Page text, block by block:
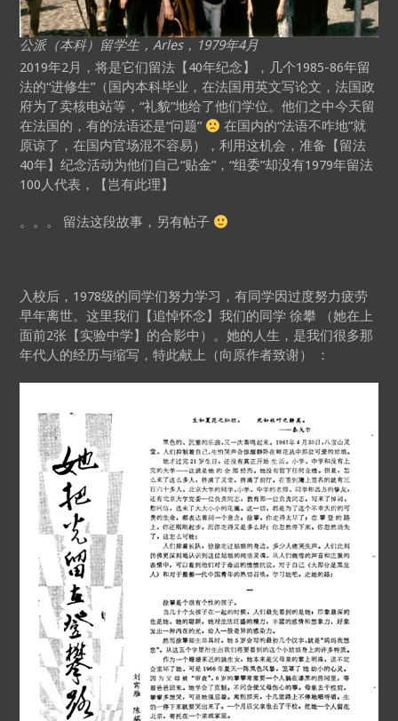
公派（本科）留学生，Arles，1979年4月
2019年2月，将是它们留法【40年纪念】，几个1985-86年留
法的“进修生”（国内本科毕业，在法国用英文写论文，法国政
府为了卖核电站等，“礼貌”地给了他们学位。他们之中今天留
在法国的，有的法语还是“问题”
在国内的“法语不咋地”就
原谅了，在国内官场混不容易），利用这机会，准备【留法
40年】纪念活动为他们自己“贴金”，“组委”却没有1979年留法
100人代表，【岂有此理】
。。。 留法这段故事，另有帖子
入校后，1978级的同学们努力学习，有同学因过度努力疲劳
早年离世。这里我们【追悼怀念】我们的同学 徐攀 （她在上
面前2张【实验中学】的合影中）。她的人生，是我们很多那
年代人的经历与缩写，特此献上（向原作者致谢） ：